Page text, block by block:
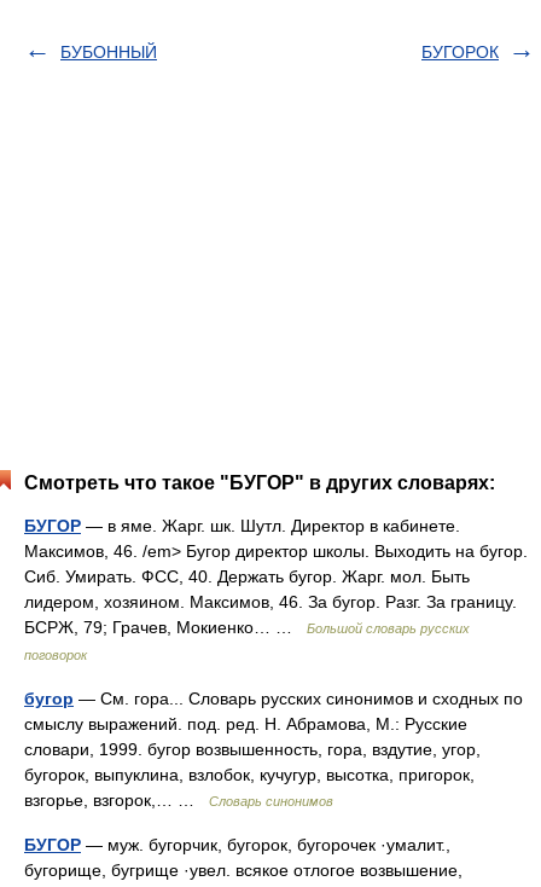
БУБОННЫЙ БУГОРОК
Смотреть что такое "БУГОР" в других словарях:
БУГОР — в яме. Жарг. шк. Шутл. Директор в кабинете.
Максимов, 46. /em> Бугор директор школы. Выходить на бугор.
Сиб. Умирать. ФСС, 40. Держать бугор. Жарг. мол. Быть
лидером, хозяином. Максимов, 46. За бугор. Разг. За границу.
БСРЖ, 79; Грачев, Мокиенко… …
Большой словарь русских
поговорок
бугор — См. гора... Словарь русских синонимов и сходных по
смыслу выражений. под. ред. Н. Абрамова, М.: Русские
словари, 1999. бугор возвышенность, гора, вздутие, угор,
бугорок, выпуклина, взлобок, кучугур, высотка, пригорок,
взгорье, взгорок,… …
Словарь синонимов
БУГОР — муж. бугорчик, бугорок, бугорочек ·умалит.,
бугорище, бугрище ·увел. всякое отлогое возвышение,